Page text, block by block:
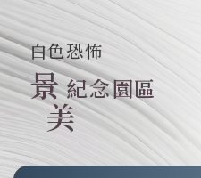
白色恐怖
景
美
紀念園區